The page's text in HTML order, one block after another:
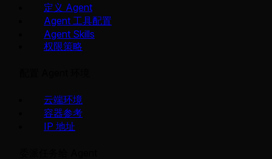
定义 Agent
Agent 工具配置
Agent Skills
权限策略
云端环境
容器参考
IP 地址